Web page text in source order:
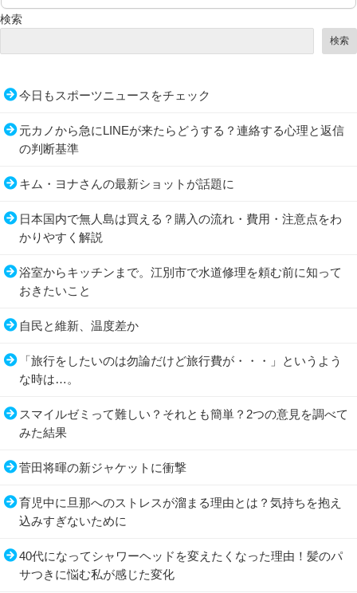
検索
検索
今日もスポーツニュースをチェック
元カノから急にLINEが来たらどうする？連絡する心理と返信
の判断基準
キム・ヨナさんの最新ショットが話題に
日本国内で無人島は買える？購入の流れ・費用・注意点をわ
かりやすく解説
浴室からキッチンまで。江別市で水道修理を頼む前に知って
おきたいこと
自民と維新、温度差か
「旅行をしたいのは勿論だけど旅行費が・・・」というよう
な時は…。
スマイルゼミって難しい？それとも簡単？2つの意見を調べて
みた結果
菅田将暉の新ジャケットに衝撃
育児中に旦那へのストレスが溜まる理由とは？気持ちを抱え
込みすぎないために
40代になってシャワーヘッドを変えたくなった理由！髪のパ
サつきに悩む私が感じた変化